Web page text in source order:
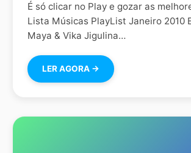
É só clicar no Play e gozar as
Lista Músicas PlayList Janeiro 2010
Maya & Vika Jigulina…
LER AGORA →